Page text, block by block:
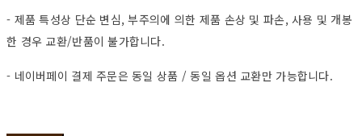
- 제품 특성상 단순 변심, 부주의에 의한 제품 손상 및 파손, 사용 및 개봉
한 경우 교환/반품이 불가합니다.
- 네이버페이 결제 주문은 동일 상품 / 동일 옵션 교환만 가능합니다.